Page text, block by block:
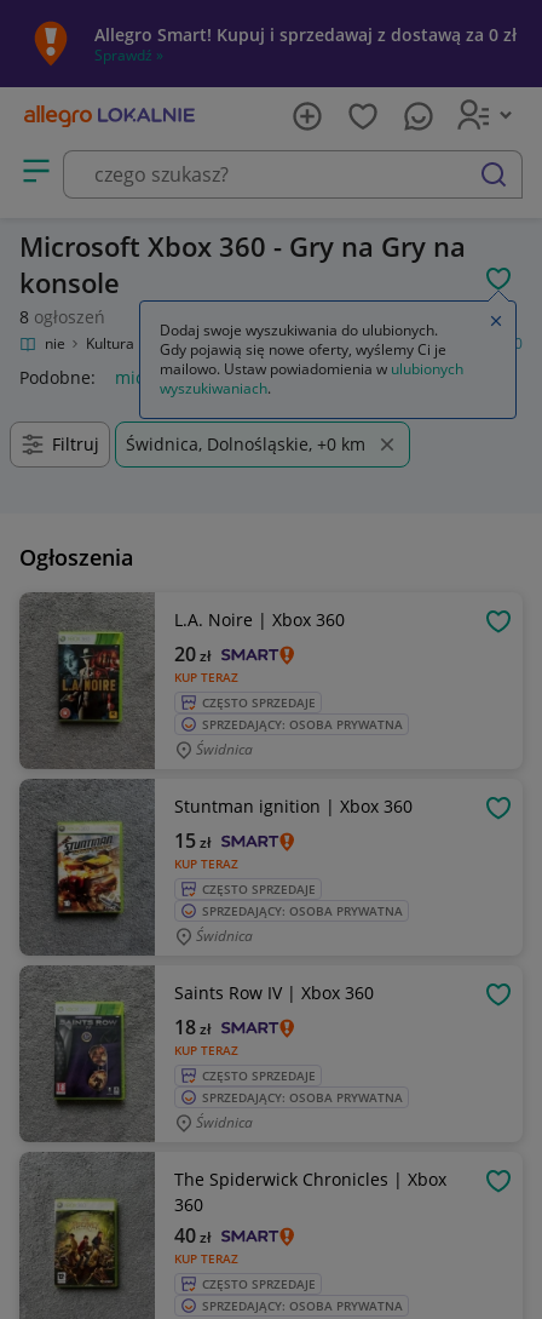
Allegro Smart! Kupuj i sprzedawaj z dostawą za 0 zł
Sprawdź »
Otwórz menu z kategoriami
szukaj
Microsoft Xbox 360 - Gry na Gry na
konsole
8 ogłoszeń
Lokalnie Kultura i rozrywka Gry Gry na konsole Microsoft Xbox 360
Podobne: microsoft xbox 360
Filtruj Świdnica, Dolnośląskie, +0 km
Ogłoszenia
L.A. Noire | Xbox 360
KUP TERAZ
20zł
CZĘSTO SPRZEDAJE
SPRZEDAJĄCY: OSOBA PRYWATNA
Świdnica
Stuntman ignition | Xbox 360
KUP TERAZ
15zł
CZĘSTO SPRZEDAJE
SPRZEDAJĄCY: OSOBA PRYWATNA
Świdnica
Saints Row IV | Xbox 360
KUP TERAZ
18zł
CZĘSTO SPRZEDAJE
SPRZEDAJĄCY: OSOBA PRYWATNA
Świdnica
The Spiderwick Chronicles | Xbox
360
KUP TERAZ
40zł
CZĘSTO SPRZEDAJE
SPRZEDAJĄCY: OSOBA PRYWATNA
Dodaj swoje wyszukiwania do ulubionych.
Gdy pojawią się nowe oferty, wyślemy Ci je
mailowo. Ustaw powiadomienia w ulubionych
wyszukiwaniach.